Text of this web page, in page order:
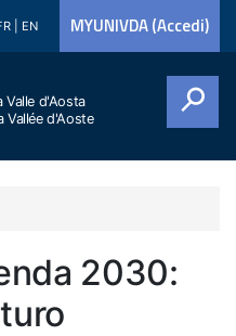
EN MYUNIVDA (Accedi)
Valle d'Aosta
Vallée d'Aoste
2030: